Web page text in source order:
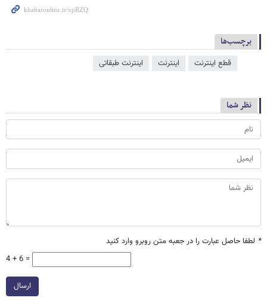
برچسب‌ها
قطع اینترنت اینترنت اینترنت طبقاتی
نظر شما
* لطفا حاصل عبارت را در جعبه متن روبرو وارد کنید
4 + 6 =
ارسال